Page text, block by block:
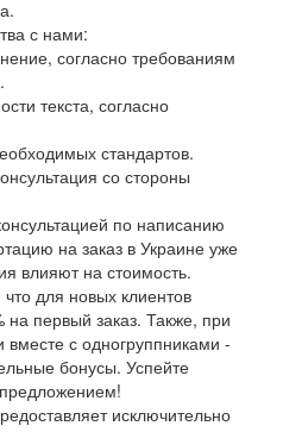
с нами:
согласно требованиям
текста, согласно
стандартов.
со стороны
по написанию
на заказ в Украине уже
влияют на стоимость.
для новых клиентов
на первый заказ. Также, при
вместе с одногруппниками -
бонусы. Успейте
исключительно